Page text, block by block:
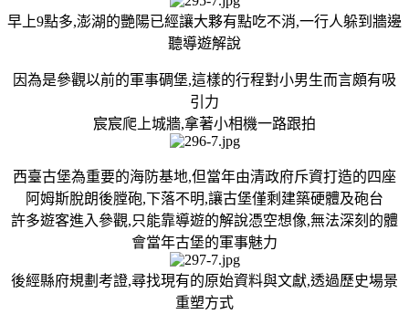
早上9點多,澎湖的艷陽已經讓大夥有點吃不消,一行人躲到牆邊
聽導遊解說
因為是參觀以前的軍事碉堡,這樣的行程對小男生而言頗有吸
引力
宸宸爬上城牆,拿著小相機一路跟拍
西臺古堡為重要的海防基地,但當年由清政府斥資打造的四座
阿姆斯脫朗後膛砲,下落不明,讓古堡僅剩建築硬體及砲台
許多遊客進入參觀,只能靠導遊的解說憑空想像,無法深刻的體
會當年古堡的軍事魅力
後經縣府規劃考證,尋找現有的原始資料與文獻,透過歷史場景
重塑方式